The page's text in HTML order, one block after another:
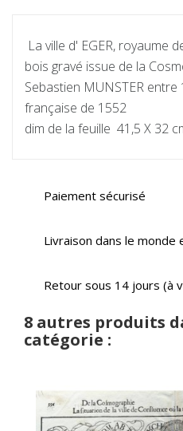
La ville d' EGER, royaume
bois gravé issue de la
Sebastien MUNSTER
française de 1552
dim de la feuille 41,5 X 32
Paiement sécurisé
Livraison dans le monde
Retour sous 14 jours (à
8 autres produits
catégorie :